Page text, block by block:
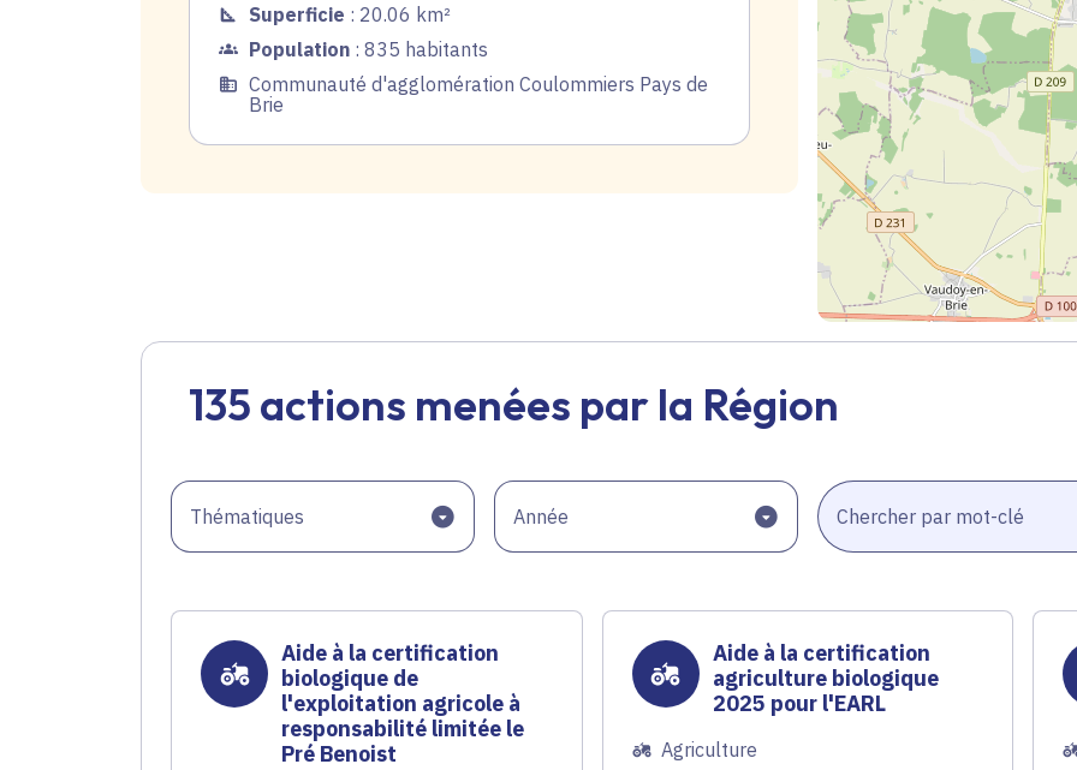
Superficie : 20.06 km²
Population : 835 habitants
Communauté d'agglomération Coulommiers Pays de
Brie
135 actions menées par la Région
Chercher par mot-clé
Thématiques Année
Aide à la certification
biologique de
l'exploitation agricole à
responsabilité limitée le
Pré Benoist
Aide à la certification
agriculture biologique
2025 pour l'EARL
Agriculture